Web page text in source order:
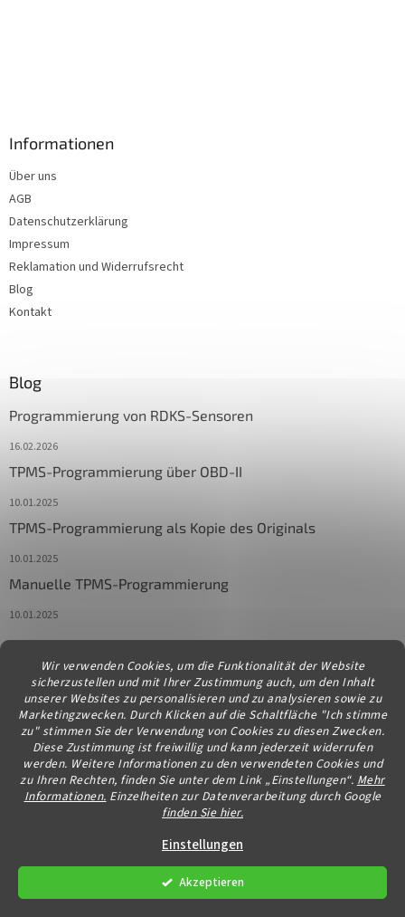
Wir verwenden Cookies, um die Funktionalität der Website
sicherzustellen und mit Ihrer Zustimmung auch, um den Inhalt
unserer Websites zu personalisieren und zu analysieren sowie zu
Marketingzwecken. Durch Klicken auf die Schaltfläche "Ich stimme
zu" stimmen Sie der Verwendung von Cookies zu diesen Zwecken.
Diese Zustimmung ist freiwillig und kann jederzeit widerrufen
werden. Weitere Informationen zu den verwendeten Cookies und
zu Ihren Rechten, finden Sie unter dem Link „Einstellungen“. Mehr
Informationen. Einzelheiten zur Datenverarbeitung durch Google
finden Sie hier.
Einstellungen
Akzeptieren
Informationen
Über uns
AGB
Datenschutzerklärung
Impressum
Reklamation und Widerrufsrecht
Blog
Kontakt
Blog
Programmierung von RDKS-Sensoren
16.02.2026
TPMS-Programmierung über OBD-II
10.01.2025
TPMS-Programmierung als Kopie des Originals
10.01.2025
Manuelle TPMS-Programmierung
10.01.2025
Kontakt
info@diagstore.at
Erstellt von Shoptet
Copyright 2026diagstore.at. Alle Rechte vorbehalten.Cookie-